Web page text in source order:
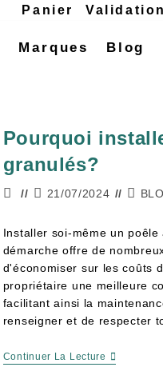
Panier
Marques Blog
Pourquoi
granulés?
21/07/2024
Installer soi-même un
démarche offre de
d'économiser sur les coûts
propriétaire une meilleure
facilitant ainsi la
renseigner et de respecter
Continuer La Lecture